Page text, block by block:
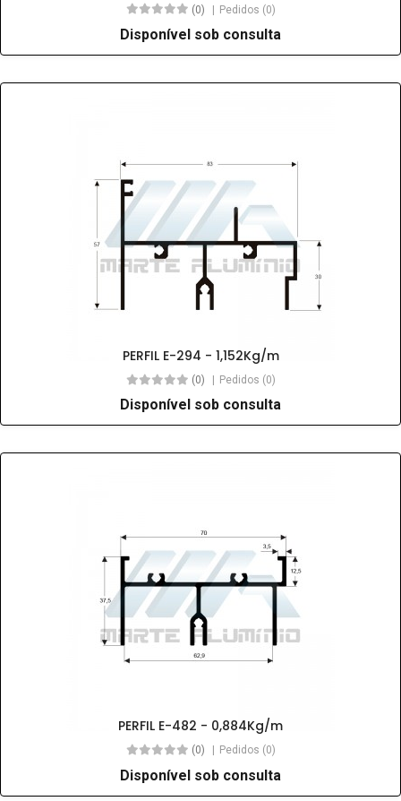
(0) Pedidos (0)
Disponível sob consulta
PERFIL E-294 - 1,152Kg/m
(0) Pedidos (0)
Disponível sob consulta
PERFIL E-482 - 0,884Kg/m
(0) Pedidos (0)
Disponível sob consulta